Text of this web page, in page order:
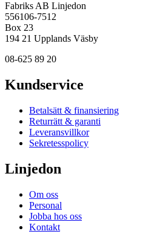
Fabriks AB Linjedon
556106-7512
Box 23
194 21 Upplands Väsby
08-625 89 20
Kundservice
Betalsätt & finansiering
Returrätt & garanti
Leveransvillkor
Sekretesspolicy
Linjedon
Om oss
Personal
Jobba hos oss
Kontakt